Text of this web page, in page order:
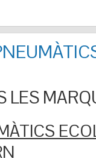
LES